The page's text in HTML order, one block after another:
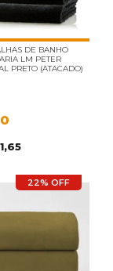
DE BANHO
LM PETER
PRETO (ATACADO)
22% OFF